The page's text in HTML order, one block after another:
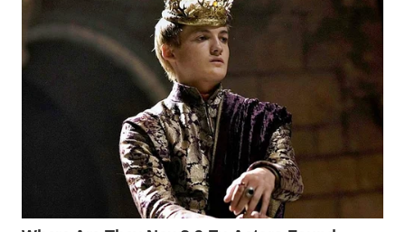
WAHANANEWS
CO ID
WAHANA